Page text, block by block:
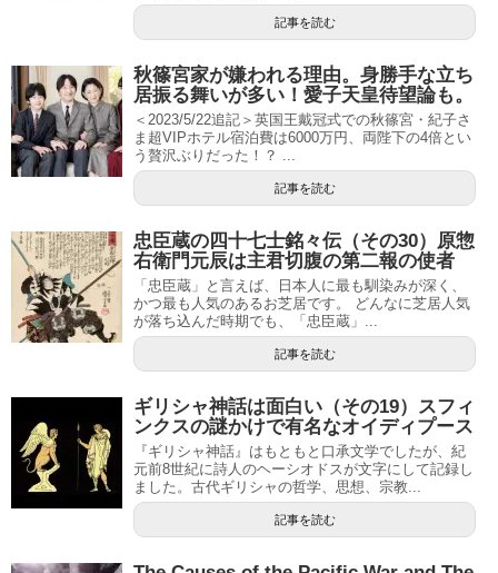
記事を読む
秋篠宮家が嫌われる理由。身勝手な立ち
居振る舞いが多い！愛子天皇待望論も。
＜2023/5/22追記＞英国王戴冠式での秋篠宮・紀子さ
ま超VIPホテル宿泊費は6000万円、両陛下の4倍とい
う贅沢ぶりだった！？ ...
記事を読む
忠臣蔵の四十七士銘々伝（その30）原惣
右衛門元辰は主君切腹の第二報の使者
「忠臣蔵」と言えば、日本人に最も馴染みが深く、
かつ最も人気のあるお芝居です。 どんなに芝居人気
が落ち込んだ時期でも、「忠臣蔵」...
記事を読む
ギリシャ神話は面白い（その19）スフィ
ンクスの謎かけで有名なオイディプース
『ギリシャ神話』はもともと口承文学でしたが、紀
元前8世紀に詩人のヘーシオドスが文字にして記録し
ました。古代ギリシャの哲学、思想、宗教...
記事を読む